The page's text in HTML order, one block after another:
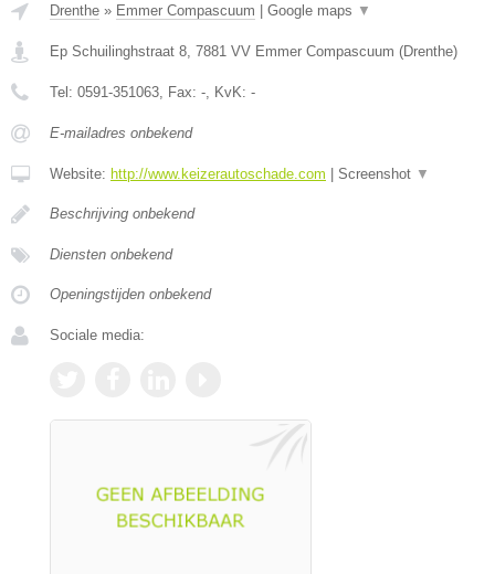
Drenthe » Emmer Compascuum Google maps ▼
Ep Schuilinghstraat 8 7881 VV Emmer Compascuum (Drenthe)
Tel: 0591-351063 , Fax: - , KvK: -
E-mailadres onbekend
Website: http://www.keizerautoschade.com Screenshot ▼
Beschrijving onbekend
Diensten onbekend
Openingstijden onbekend
Sociale media: